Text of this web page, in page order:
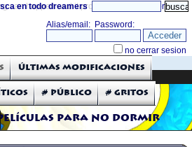
can happen and it probably will» directorio
en todo dreamers
Películas para no dormir
Últimas modificaciones
# Público # Gritos